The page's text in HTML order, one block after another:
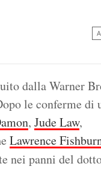
A
dalla Warner
le conferme di
, Jude Law,
Lawrence
nei panni del